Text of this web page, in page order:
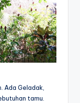
Ada Geladak,
tamu.